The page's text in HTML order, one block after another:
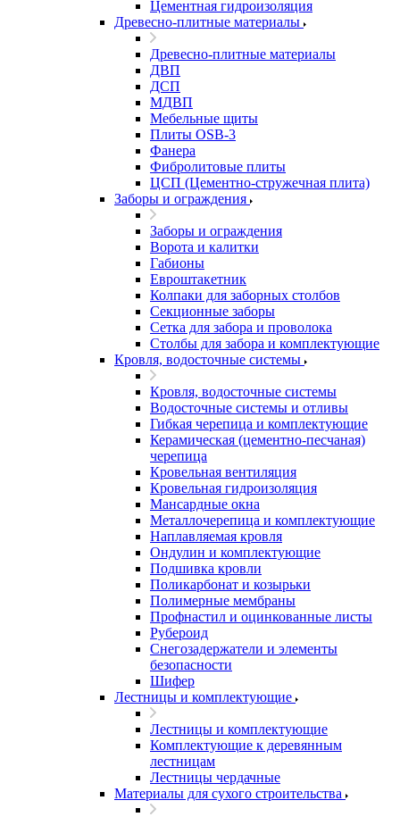
Цементная гидроизоляция
Древесно-плитные материалы
Древесно-плитные материалы
ДВП
ДСП
МДВП
Мебельные щиты
Плиты OSB-3
Фанера
Фибролитовые плиты
ЦСП (Цементно-стружечная плита)
Заборы и ограждения
Заборы и ограждения
Ворота и калитки
Габионы
Евроштакетник
Колпаки для заборных столбов
Секционные заборы
Сетка для забора и проволока
Столбы для забора и комплектующие
Кровля, водосточные системы
Кровля, водосточные системы
Водосточные системы и отливы
Гибкая черепица и комплектующие
Керамическая (цементно-песчаная)
черепица
Кровельная вентиляция
Кровельная гидроизоляция
Мансардные окна
Металлочерепица и комплектующие
Наплавляемая кровля
Ондулин и комплектующие
Подшивка кровли
Поликарбонат и козырьки
Полимерные мембраны
Профнастил и оцинкованные листы
Рубероид
Снегозадержатели и элементы
безопасности
Шифер
Лестницы и комплектующие
Лестницы и комплектующие
Комплектующие к деревянным
лестницам
Лестницы чердачные
Материалы для сухого строительства